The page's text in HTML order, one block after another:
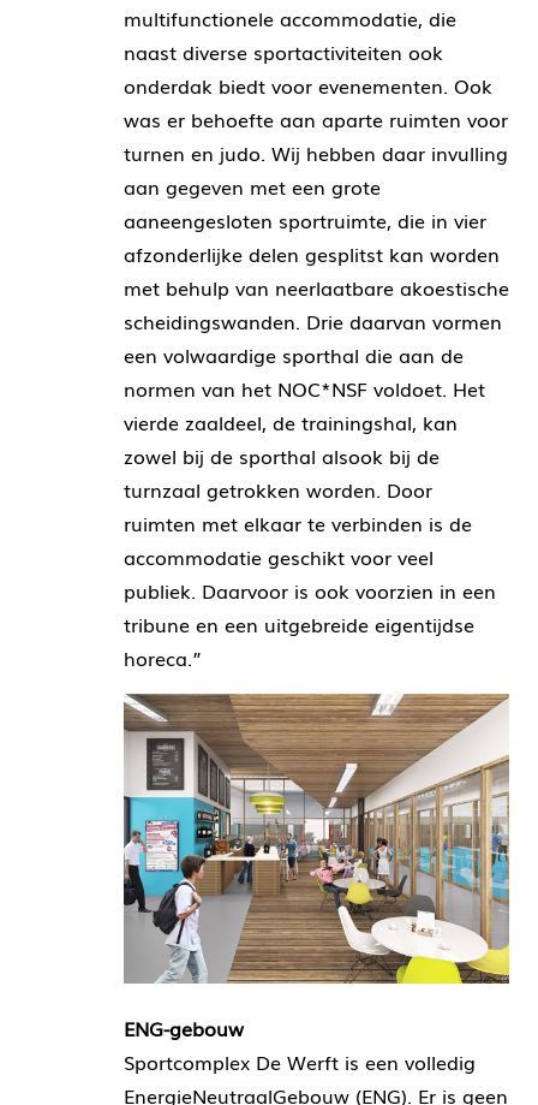
multifunctionele accommodatie, die
naast diverse sportactiviteiten ook
onderdak biedt voor evenementen. Ook
was er behoefte aan aparte ruimten voor
turnen en judo. Wij hebben daar invulling
aan gegeven met een grote
aaneengesloten sportruimte, die in vier
afzonderlijke delen gesplitst kan worden
met behulp van neerlaatbare akoestische
scheidingswanden. Drie daarvan vormen
een volwaardige sporthal die aan de
normen van het NOC*NSF voldoet. Het
vierde zaaldeel, de trainingshal, kan
zowel bij de sporthal alsook bij de
turnzaal getrokken worden. Door
ruimten met elkaar te verbinden is de
accommodatie geschikt voor veel
publiek. Daarvoor is ook voorzien in een
tribune en een uitgebreide eigentijdse
horeca.”
ENG-gebouw
Sportcomplex De Werft is een volledig
EnergieNeutraalGebouw (ENG). Er is geen